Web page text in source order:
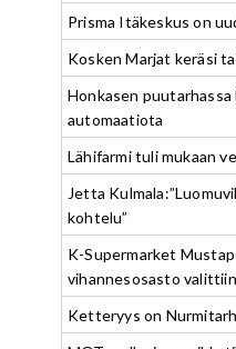
Prisma Itäkeskus on
Kosken Marjat keräsi
Honkasen
automaatiota
Lähifarmi tuli mukaan
Jetta
kohtelu”
K-Supermarket
vihannesosasto
Ketteryys on